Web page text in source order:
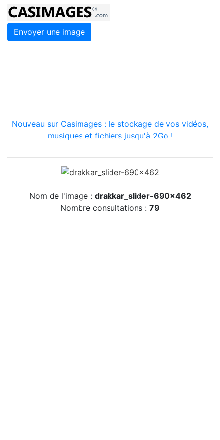
Envoyer une image
Nouveau sur Casimages : le stockage de vos vidéos,
musiques et fichiers jusqu'à 2Go !
Nom de l'image : drakkar_slider-690x462
Nombre consultations : 79